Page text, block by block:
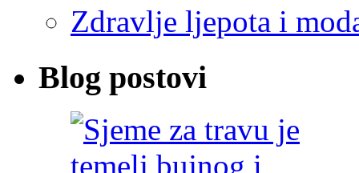
Zdravlje ljepota i
Blog postovi